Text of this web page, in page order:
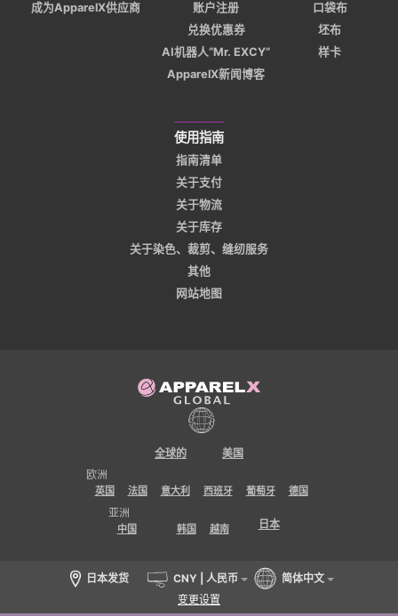
成为ApparelX供应商
账户注册
兑换优惠券
AI机器人“Mr. EXCY”
ApparelX新闻博客
口袋布
坯布
样卡
使用指南
指南清单
关于支付
关于物流
关于库存
关于染色、裁剪、缝纫服务
其他
网站地图
全球的
美国
欧洲
英国 法国 意大利 西班牙 葡萄牙 德国
亚洲
中国 韩国 越南 日本
日本发货 CNY | 人民币
简体中文
变更设置